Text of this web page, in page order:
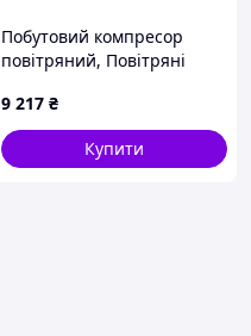
Побутовий компресор
повітряний, Повітряні
Компресори поршневі
стаціонарні, XXK
9 217 ₴
Купити